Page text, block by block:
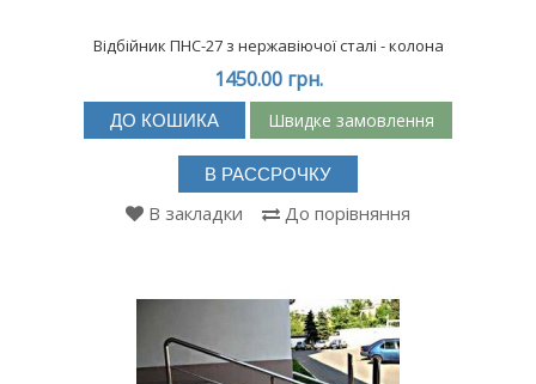
Відбійник ПНС-27 з нержавіючої сталі - колона
1450.00 грн.
ДО КОШИКА Швидке замовлення
В РАССРОЧКУ
В закладки До порівняння